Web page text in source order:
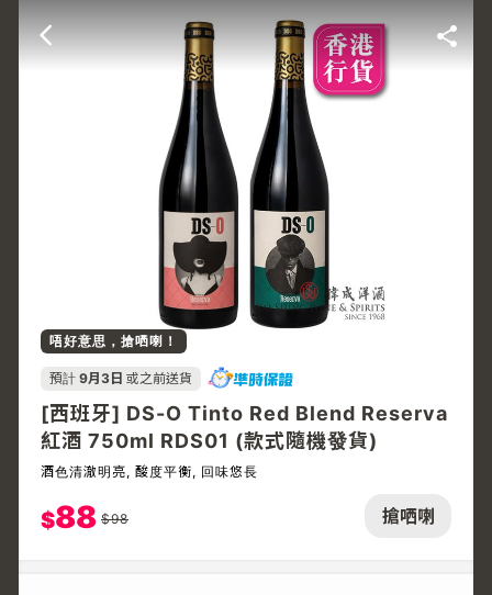
搶哂喇
唔好意思，搶哂喇！
預計 9月3日 或之前送貨
[西班牙] DS-O Tinto Red Blend Reserva
紅酒 750ml RDS01 (款式隨機發貨)
酒色清澈明亮, 酸度平衡, 回味悠長
$88 $98